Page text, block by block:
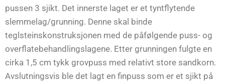
pussen 3 sjikt. Det innerste laget er et tyntflytende
slemmelag/grunning. Denne skal binde
teglsteinskonstruksjonen med de påfølgende puss- og
overflatebehandlingslagene. Etter grunningen fulgte en
cirka 1,5 cm tykk grovpuss med relativt store sandkorn.
Avslutningsvis ble det lagt en finpuss som er et sjikt på